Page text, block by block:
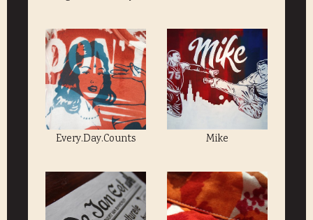
Every.Day.Counts Mike